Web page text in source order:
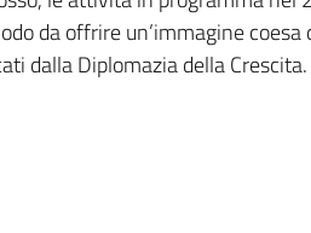
da offrire un’immagine coesa
dalla Diplomazia della Crescita.